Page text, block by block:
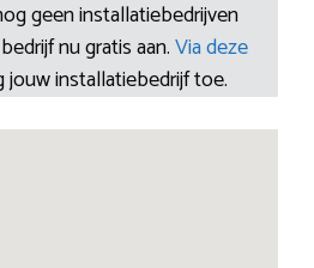
geen installatiebedrijven
nu gratis aan.Via deze
jouw installatiebedrijf toe.